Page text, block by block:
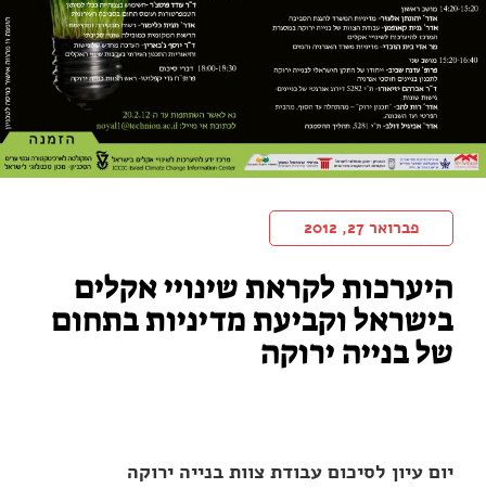
פברואר 27, 2012
היערכות לקראת שינויי אקלים
בישראל וקביעת מדיניות בתחום
של בנייה ירוקה
יום עיון לסיכום עבודת צוות בנייה ירוקה